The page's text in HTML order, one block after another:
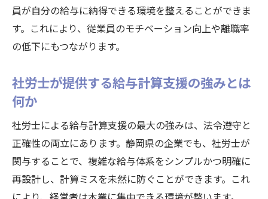
員が自分の給与に納得できる環境を整えることができま
す。これにより、従業員のモチベーション向上や離職率
の低下にもつながります。
社労士が提供する給与計算支援の強みとは
何か
社労士による給与計算支援の最大の強みは、法令遵守と
正確性の両立にあります。静岡県の企業でも、社労士が
関与することで、複雑な給与体系をシンプルかつ明確に
再設計し、計算ミスを未然に防ぐことができます。これ